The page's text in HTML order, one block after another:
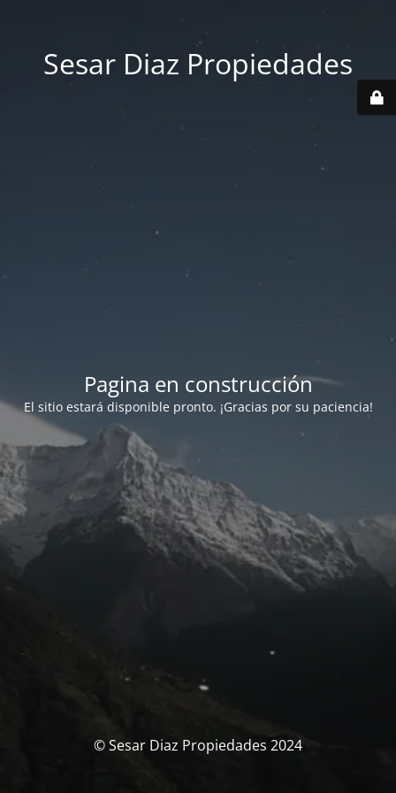
Sesar Diaz Propiedades
Pagina en construcción
El sitio estará disponible pronto. ¡Gracias por su paciencia!
© Sesar Diaz Propiedades 2024